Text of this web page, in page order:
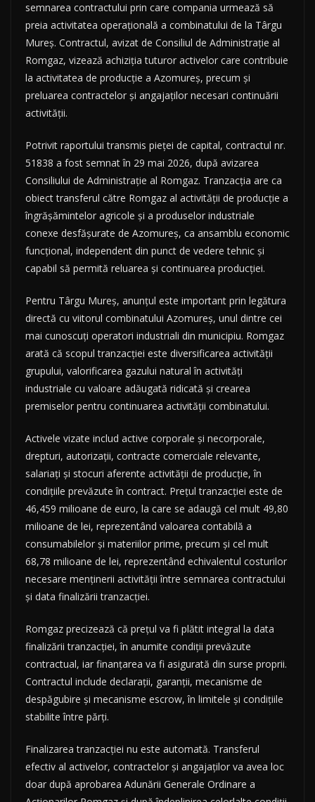
semnarea contractului prin care compania urmează să
preia activitatea operațională a combinatului de la Târgu
Mureș. Contractul, avizat de Consiliul de Administrație al
Romgaz, vizează achiziția tuturor activelor care contribuie
la activitatea de producție a Azomureș, precum și
preluarea contractelor și angajaților necesari continuării
activității.
Potrivit raportului transmis pieței de capital, contractul nr.
51838 a fost semnat în 29 mai 2026, după avizarea
Consiliului de Administrație al Romgaz. Tranzacția are ca
obiect transferul către Romgaz al activității de producție a
îngrășămintelor agricole și a produselor industriale
conexe desfășurate de Azomureș, ca ansamblu economic
funcțional, independent din punct de vedere tehnic și
capabil să permită reluarea și continuarea producției.
Pentru Târgu Mureș, anunțul este important prin legătura
directă cu viitorul combinatului Azomureș, unul dintre cei
mai cunoscuți operatori industriali din municipiu. Romgaz
arată că scopul tranzacției este diversificarea activității
grupului, valorificarea gazului natural în activități
industriale cu valoare adăugată ridicată și crearea
premiselor pentru continuarea activității combinatului.
Activele vizate includ active corporale și necorporale,
drepturi, autorizații, contracte comerciale relevante,
salariați și stocuri aferente activității de producție, în
condițiile prevăzute în contract. Prețul tranzacției este de
46,459 milioane de euro, la care se adaugă cel mult 49,80
milioane de lei, reprezentând valoarea contabilă a
consumabilelor și materiilor prime, precum și cel mult
68,78 milioane de lei, reprezentând echivalentul costurilor
necesare menținerii activității între semnarea contractului
și data finalizării tranzacției.
Romgaz precizează că prețul va fi plătit integral la data
finalizării tranzacției, în anumite condiții prevăzute
contractual, iar finanțarea va fi asigurată din surse proprii.
Contractul include declarații, garanții, mecanisme de
despăgubire și mecanisme escrow, în limitele și condițiile
stabilite între părți.
Finalizarea tranzacției nu este automată. Transferul
efectiv al activelor, contractelor și angajaților va avea loc
doar după aprobarea Adunării Generale Ordinare a